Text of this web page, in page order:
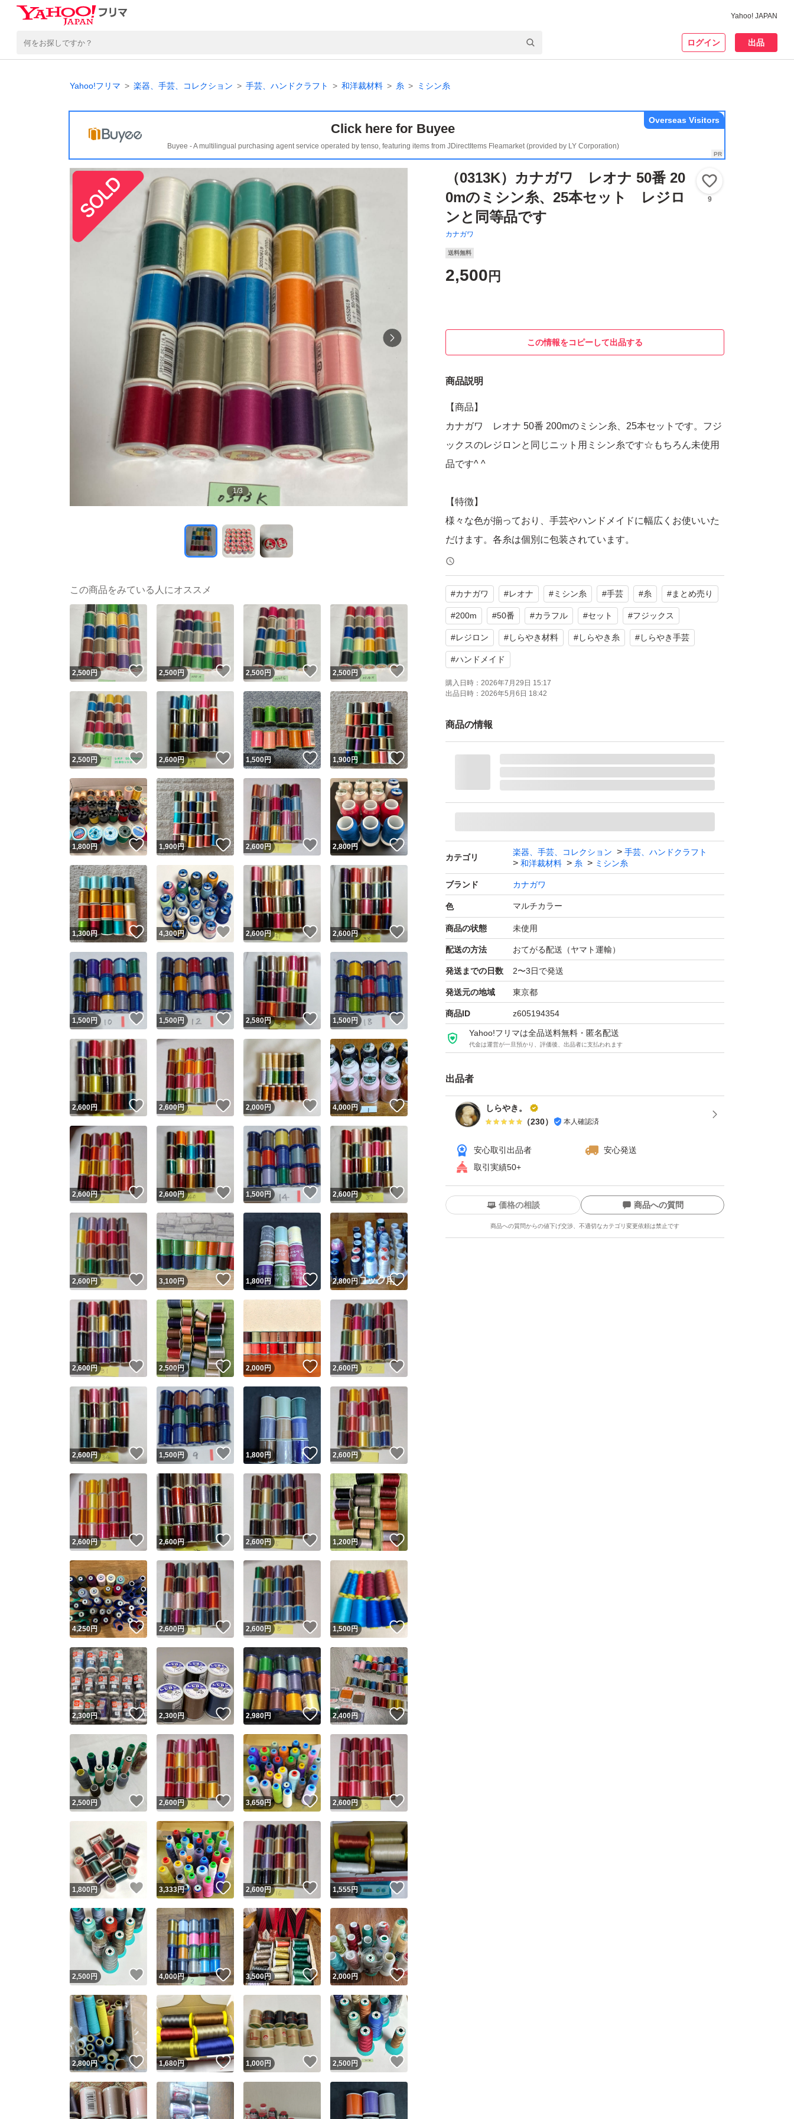
Yahoo! JAPAN
ログイン 出品
Yahoo!フリマ 楽器、手芸、コレクション 手芸、ハンドクラフト 和洋裁材料 糸 ミシン糸
Click here for Buyee
Buyee - A multilingual purchasing agent service operated by tenso, featuring items from JDirectItems Fleamarket (provided by LY Corporation)
Overseas Visitors
1/3
（0313K）カナガワ レオナ 50番 20
0mのミシン糸、25本セット レジロ
ンと同等品です
カナガワ
9
送料無料
2,500 円
この情報をコピーして出品する
商品説明
【商品】
カナガワ レオナ 50番 200mのミシン糸、25本セットです。フジ
ックスのレジロンと同じニット用ミシン糸です☆もちろん未使用
品です^ ^
【特徴】
様々な色が揃っており、手芸やハンドメイドに幅広くお使いいた
だけます。各糸は個別に包装されています。
【表記・型番】
レオナ 50番 200m
特価のため、値引きはできかねますm(_ _)m
色変更、数量変更できかねますm(_ _)m
よろしくお願いいたします。
#カナガワ
#未使用
#レジロン
#ニット
#ストレッチ糸
＝＝＝＝＝＝以下、宣伝です。＝＝＝＝＝＝
その他にも
#しらやき手芸
#しらやき糸
にて、たくさん出品しております。
ん( ´∀｀) コメントでご相談くださいませ
#カナガワ #レオナ #ミシン糸 #手芸 #糸 #まとめ売り
#200m #50番 #カラフル #セット #フジックス
#レジロン #しらやき材料 #しらやき糸 #しらやき手芸
#ハンドメイド
購入日時： 2026年7月29日 15:17
出品日時： 2026年5月6日 18:42
商品の情報
カテゴリ
楽器、手芸、コレクション
手芸、ハンドクラフト
和洋裁材料
糸 ミシン糸
ブランド カナガワ
色 マルチカラー
商品の状態 未使用
配送の方法 おてがる配送（ヤマト運輸）
発送までの日数 2〜3日で発送
発送元の地域 東京都
商品ID z605194354
Yahoo!フリマは全品送料無料・匿名配送
代金は運営が一旦預かり、評価後、出品者に支払われます
出品者
しらやき。
（230） 本人確認済
安心取引出品者
安心発送
取引実績50+
ユーザーの実績について
Yahoo!フリマが定めた一定の基準を満たしたユーザーにバッジを付与しています
安心取引出品者
安心取引出品者 Yahoo!フリマの基準をクリアした安心・安全なユーザーです
取引実績
取引実績◯+ このユーザーはYahoo!フリマの取引を完了させた実績があります
他フリマ実績◯+ このユーザーは他フリマサービスでの取引実績があります
スピード&安心発送
※このバッジは実績に基づく表示であり、発送を保証しているものではありません
スピード＆安心発送
このユーザーは高頻度で24時間以内＆設定した発送日数内に発送してい
スピード発送 このユーザーは高頻度で24時間以内に発送しています
安心発送 このユーザーは設定した発送日数内に発送しています
価格の相談 商品への質問
商品への質問からの値下げ交渉、不適切なカテゴリ変更依頼は禁止です
この商品の情報をコピーします
商品画像の無断転載は禁止されています
コピーは
1商品につき1回 です
出品ページへ
キャンセル
この商品をみている人にオススメ
2,500円 いいね！
2,500円 いいね！
2,500円 いいね！
2,500円
2,500円 いいね！
2,600円 いいね！
1,500円 いいね！
1,900円 いいね！
1,800円 いいね！
1,900円 いいね！
2,600円 いいね！
2,800円
1,300円 いいね！
4,300円 いいね！
2,600円 いいね！
2,600円 いいね！
1,500円 いいね！
1,500円 いいね！
2,580円 いいね！
1,500円
2,600円 いいね！
2,600円 いいね！
2,000円 いいね！
4,000円 いいね！
2,600円 いいね！
2,600円 いいね！
1,500円 いいね！
2,600円
2,600円 いいね！
3,100円 いいね！
1,800円 いいね！
2,800円 いいね！
2,600円 いいね！
2,500円 いいね！
2,000円 いいね！
2,600円
2,600円 いいね！
1,500円 いいね！
1,800円 いいね！
2,600円
2,600円 いいね！
2,600円 いいね！
2,600円 いいね！
1,200円
4,250円 いいね！
2,600円 いいね！
2,600円 いいね！
1,500円 いいね！
2,300円 いいね！
2,300円 いいね！
2,980円 いいね！
2,400円 いいね！
2,500円 いいね！
2,600円 いいね！
3,650円 いいね！
2,600円
1,800 円 いいね！
3,333円 いいね！
2,600円 いいね！
1,555円
2,500円 いいね！
4,000円 いいね！
3,500円 いいね！
2,000円 いいね！
2,800円 いいね！
1,680円 いいね！
1,000円 いいね！
2,500円